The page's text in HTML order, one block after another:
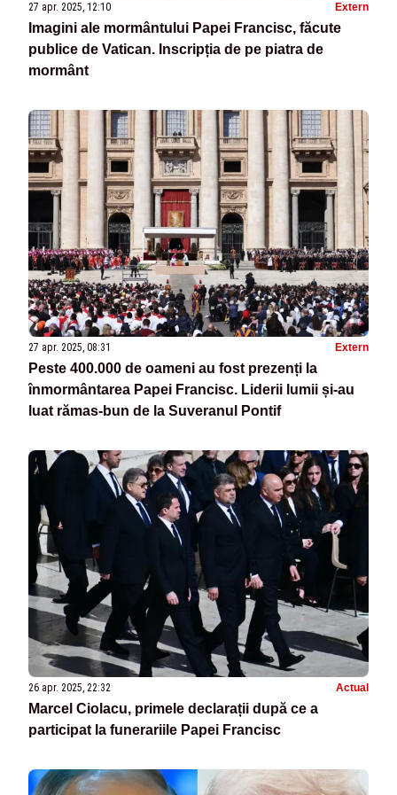
27 apr. 2025, 12:10 Extern
Imagini ale mormântului Papei Francisc, făcute
publice de Vatican. Inscripția de pe piatra de
mormânt
27 apr. 2025, 08:31 Extern
Peste 400.000 de oameni au fost prezenți la
înmormântarea Papei Francisc. Liderii lumii și-au
luat rămas-bun de la Suveranul Pontif
26 apr. 2025, 22:32 Actual
Marcel Ciolacu, primele declarații după ce a
participat la funerariile Papei Francisc